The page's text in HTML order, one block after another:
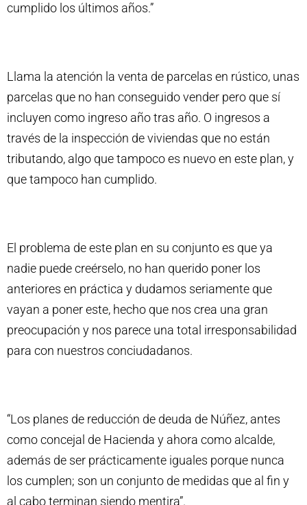
cumplido los últimos años.”
Llama la atención la venta de parcelas en rústico, unas
parcelas que no han conseguido vender pero que sí
incluyen como ingreso año tras año. O ingresos a
través de la inspección de viviendas que no están
tributando, algo que tampoco es nuevo en este plan, y
que tampoco han cumplido.
El problema de este plan en su conjunto es que ya
nadie puede creérselo, no han querido poner los
anteriores en práctica y dudamos seriamente que
vayan a poner este, hecho que nos crea una gran
preocupación y nos parece una total irresponsabilidad
para con nuestros conciudadanos.
“Los planes de reducción de deuda de Núñez, antes
como concejal de Hacienda y ahora como alcalde,
además de ser prácticamente iguales porque nunca
los cumplen; son un conjunto de medidas que al fin y
al cabo terminan siendo mentira”.